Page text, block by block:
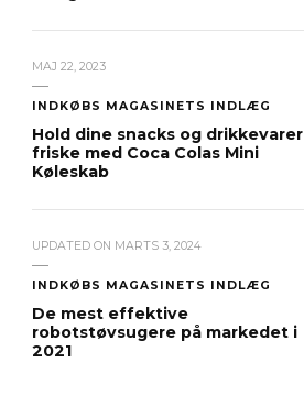
MAJ 22, 2023
INDKØBS MAGASINETS INDLÆG
Hold dine snacks og drikkevarer
friske med Coca Colas Mini
Køleskab
UPDATED ON MARTS 3, 2024
INDKØBS MAGASINETS INDLÆG
De mest effektive
robotstøvsugere på markedet i
2021